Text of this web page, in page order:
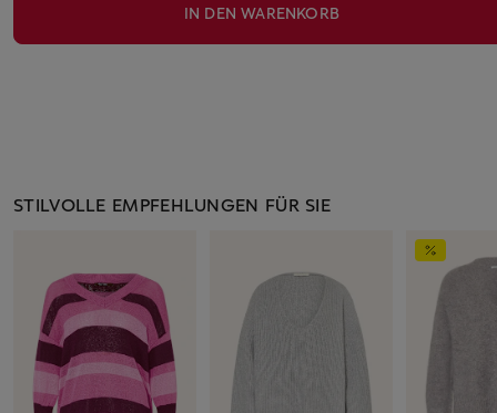
IN DEN WARENKORB
STILVOLLE EMPFEHLUNGEN FÜR SIE